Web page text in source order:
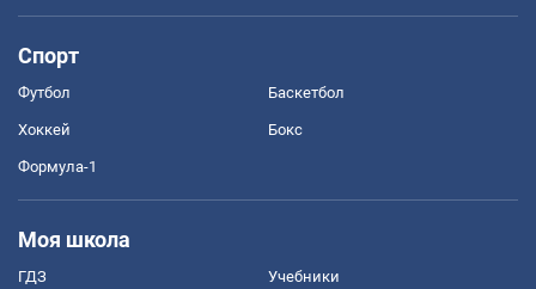
Спорт
Футбол Баскетбол
Хоккей Бокс
Формула-1
Моя школа
ГДЗ Учебники